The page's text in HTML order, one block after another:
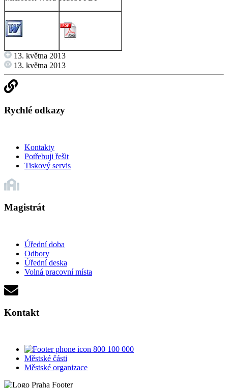
13. května 2013
13. května 2013
Rychlé odkazy
Kontakty
Potřebuji řešit
Tiskový servis
Magistrát
Úřední doba
Odbory
Úřední deska
Volná pracovní místa
Kontakt
800 100 000
Městské části
Městské organizace